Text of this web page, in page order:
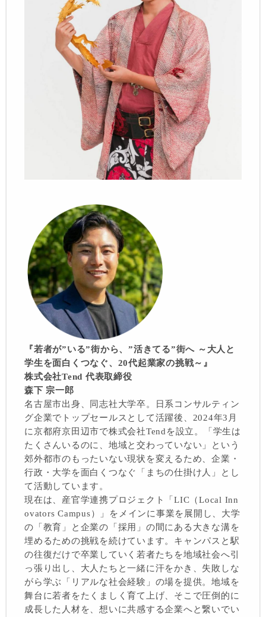
『若者が”いる”街から、”活きてる”街へ ～大人と
学生を面白くつなぐ、20代起業家の挑戦～』
株式会社Tend 代表取締役
森下 宗一郎
名古屋市出身、同志社大学卒。日系コンサルティン
グ企業でトップセールスとして活躍後、2024年3月
に京都府京田辺市で株式会社Tendを設立。「学生は
たくさんいるのに、地域と交わっていない」という
郊外都市のもったいない現状を変えるため、企業・
行政・大学を面白くつなぐ「まちの仕掛け人」とし
て活動しています。
現在は、産官学連携プロジェクト「LIC（Local Inn
ovators Campus）」をメインに事業を展開し、大学
の「教育」と企業の「採用」の間にある大きな溝を
埋めるための挑戦を続けています。キャンパスと駅
の往復だけで卒業していく若者たちを地域社会へ引
っ張り出し、大人たちと一緒に汗をかき、失敗しな
がら学ぶ「リアルな社会経験」の場を提供。地域を
舞台に若者をたくましく育て上げ、そこで圧倒的に
成長した人材を、想いに共感する企業へと繋いでい